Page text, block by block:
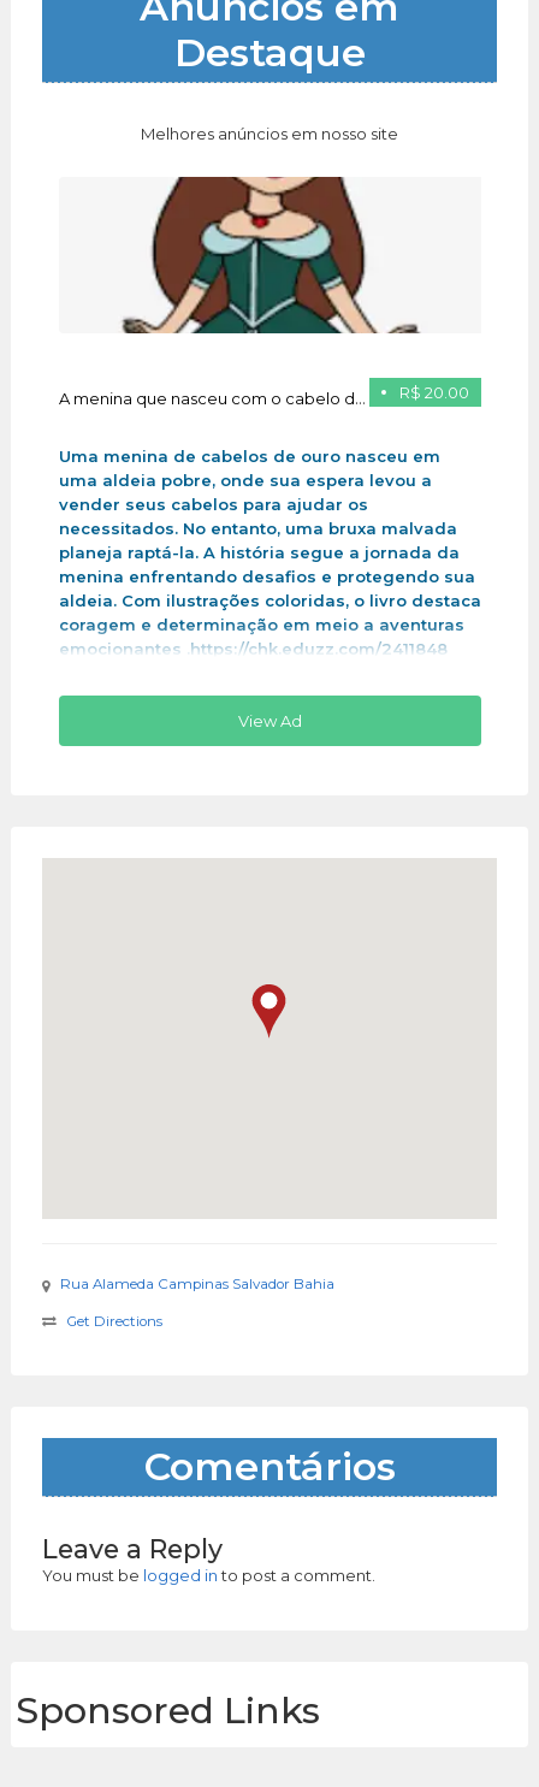
Destaque
Melhores anúncios em nosso site
R$ 20.00
A menina que nasceu com o cabelo de ouro
Uma menina de cabelos de ouro nasceu em
uma aldeia pobre, onde sua espera levou a
vender seus cabelos para ajudar os
necessitados. No entanto, uma bruxa malvada
planeja raptá-la. A história segue a jornada da
menina enfrentando desafios e protegendo sua
aldeia. Com ilustrações coloridas, o livro destaca
coragem e determinação em meio a aventuras
emocionantes .https://chk.eduzz.com/2411848
View Ad
Rua Alameda Campinas Salvador Bahia
Get Directions
Comentários
Leave a Reply
You must be logged into post a comment.
Sponsored Links